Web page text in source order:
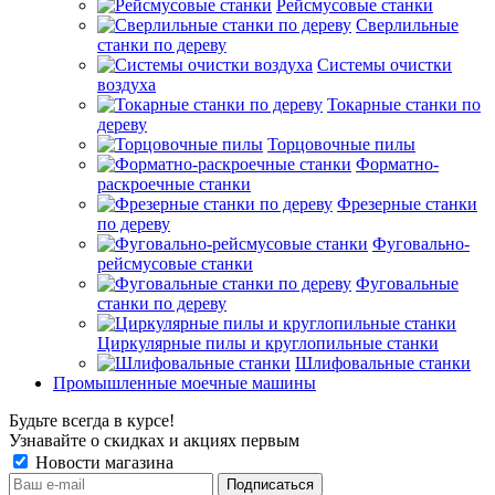
Рейсмусовые станки
Сверлильные
станки по дереву
Системы очистки
воздуха
Токарные станки по
дереву
Торцовочные пилы
Форматно-
раскроечные станки
Фрезерные станки
по дереву
Фуговально-
рейсмусовые станки
Фуговальные
станки по дереву
Циркулярные пилы и круглопильные станки
Шлифовальные станки
Промышленные моечные машины
Будьте всегда в курсе!
Узнавайте о скидках и акциях первым
Новости магазина